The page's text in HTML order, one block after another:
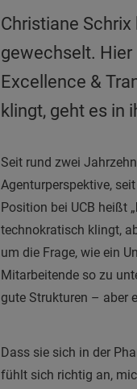
Christiane Schrix
gewechselt. Hier
Excellence &
klingt, geht es in
Seit rund zwei
Agenturperspektive,
Position bei UCB heißt „
technokratisch klingt,
um die Frage, wie ein
Mitarbeitende so zu
gute Strukturen – aber
Dass sie sich in der
fühlt sich richtig an,